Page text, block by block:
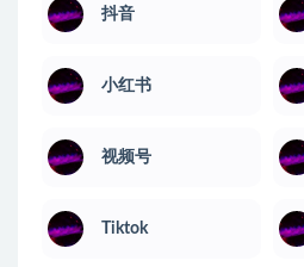
抖音
小红书
视频号
Tiktok